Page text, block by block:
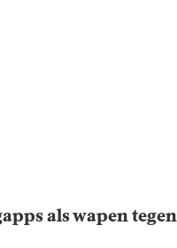
als wapen tegen